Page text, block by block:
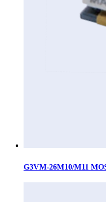
G3VM-26M10/M11